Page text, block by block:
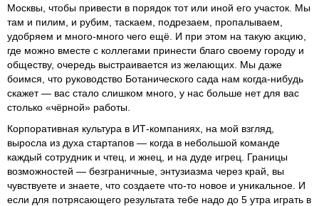
Москвы, чтобы привести в порядок тот или иной его участок. Мы
там и пилим, и рубим, таскаем, подрезаем, пропалываем,
удобряем и много-много чего ещё. И при этом на такую акцию,
где можно вместе с коллегами принести благо своему городу и
обществу, очередь выстраивается из желающих. Мы даже
боимся, что руководство Ботанического сада нам когда-нибудь
скажет — вас стало слишком много, у нас больше нет для вас
столько «чёрной» работы.
Корпоративная культура в ИТ-компаниях, на мой взгляд,
выросла из духа стартапов — когда в небольшой команде
каждый сотрудник и чтец, и жнец, и на дуде игрец. Границы
возможностей — безграничные, энтузиазма через край, вы
чувствуете и знаете, что создаете что-то новое и уникальное. И
если для потрясающего результата тебе надо до 5 утра играть в